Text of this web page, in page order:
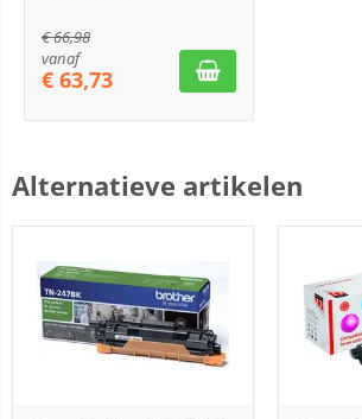
€66,98
vanaf
€ 63,73
Alternatieve artikelen